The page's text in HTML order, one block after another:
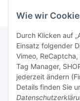
Wie wir
Durch Klicken auf
Einsatz folgender
Vimeo,
Tag Manager,
jederzeit ändern
Details finden Sie
Bitte